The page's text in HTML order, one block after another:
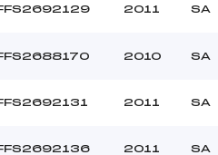
2011 SA
2010 SA
2011 SA
2011 SA